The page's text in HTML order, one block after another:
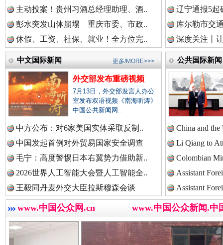
中国法院新闻网.
中国检察新闻网.
中国医药新闻网.
中国企业新闻网.
中国农业新闻网.
“后车司机肯定在骂我” 全民健
世界屋脊 天路回响
主动投案！贵州习酒总经理助理、酒..
彭水突发山体崩塌 重庆市委、市政..
休假、工资、社保、就业！全方位完..
辽宁通报5起
库尔勒市交
深度关注丨
中文国际新闻
外交部发布重磅视频
7月13日，外交部发言人办公
室发布双语视频《南海听涛》
中国公共新闻网..
中方公布：对6家美国实体采取反制..
中国发起首例对外贸易国家安全调查
毛宁：高度警惕日本右翼势力借助新..
2026世界人工智能大会暨人工智能全..
王毅同丹麦外交大臣拉斯穆森会谈
更多/MORE>>> 公共国际新闻
China and
Li Qiang to
Colombian
Assistant
Assistant
www.中国公众网.cn www.中国公众新闻.中